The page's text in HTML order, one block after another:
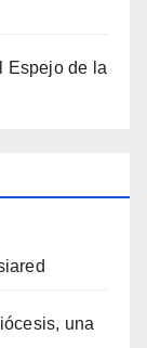
Espejo de la
una